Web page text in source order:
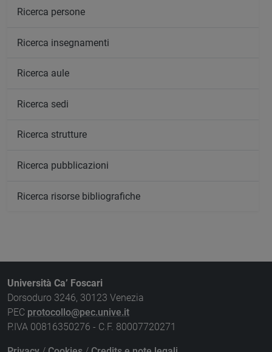
Ricerca persone
Ricerca insegnamenti
Ricerca aule
Ricerca sedi
Ricerca strutture
Ricerca pubblicazioni
Ricerca risorse bibliografiche
Università Ca’ Foscari
Dorsoduro 3246, 30123 Venezia
PEC protocollo@pec.unive.it
P.IVA 00816350276 - C.F. 80007720271